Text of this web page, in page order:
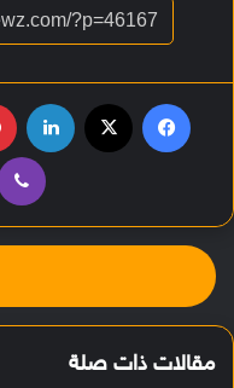
مقالات ذات صلة